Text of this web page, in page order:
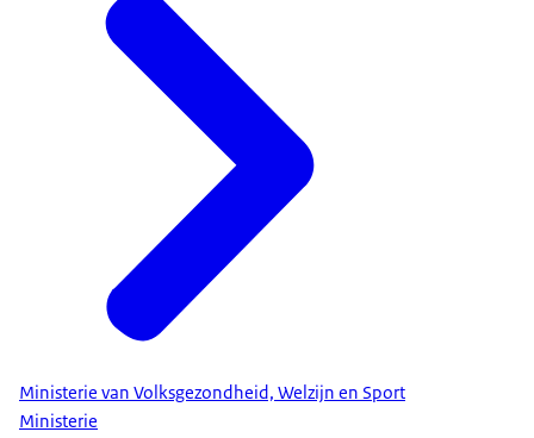
Ministerie van Volksgezondheid, Welzijn en Sport
Ministerie